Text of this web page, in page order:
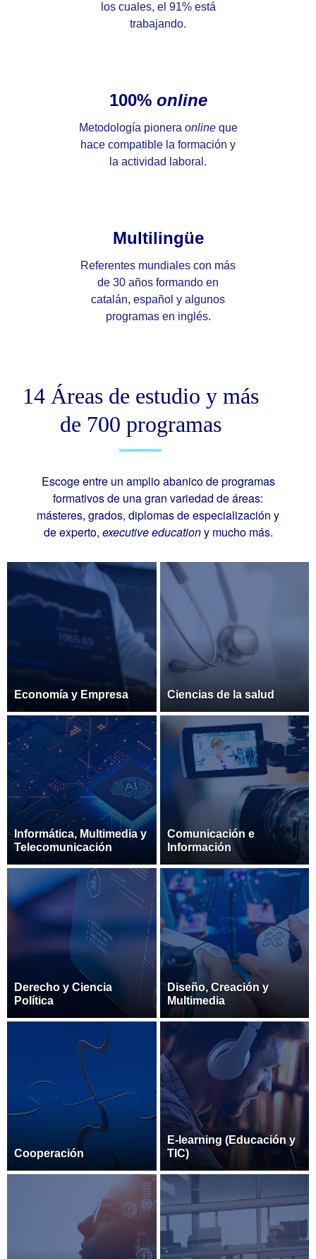
los cuales, el 91% está
trabajando.
100% online
Metodología pionera onlineque
hace compatible la formación y
la actividad laboral.
Multilingüe
Referentes mundiales con más
de 30 años formando en
catalán, español y algunos
programas en inglés.
14 Áreas de estudio y más
de 700 programas
Escoge entre un amplio abanico de programas
formativos de una gran variedad de áreas:
másteres, grados, diplomas de especialización y
de experto, executive educationy mucho más.
Economía y Empresa Ciencias de la salud
Informática, Multimedia y
Telecomunicación
Comunicación e
Información
Derecho y Ciencia
Política
Diseño, Creación y
Multimedia
Cooperación
E-learning (Educación y
TIC)